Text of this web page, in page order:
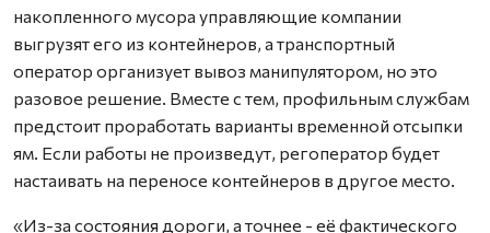
накопленного мусора управляющие компании
выгрузят его из контейнеров, а транспортный
оператор организует вывоз манипулятором, но это
разовое решение. Вместе с тем, профильным службам
предстоит проработать варианты временной отсыпки
ям. Если работы не произведут, регоператор будет
настаивать на переносе контейнеров в другое место.
«Из-за состояния дороги, а точнее - её фактического